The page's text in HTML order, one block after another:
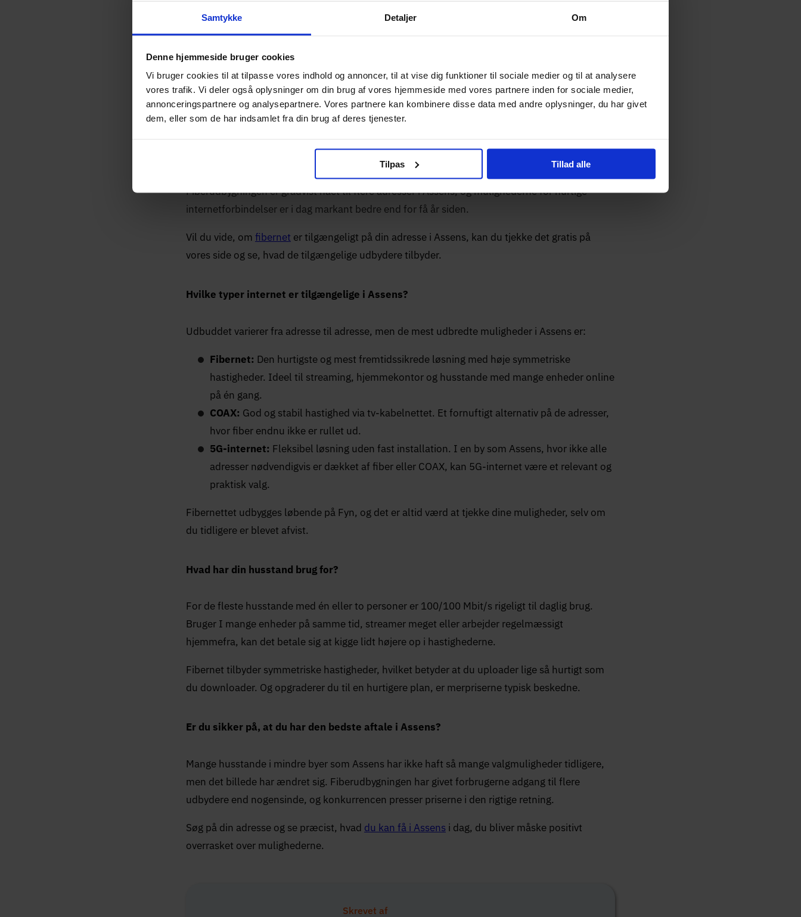
Samtykke Detaljer Om
Denne hjemmeside bruger cookies
Vi bruger cookies til at tilpasse vores indhold og annoncer, til at vise dig funktioner til sociale medier og til at analysere
vores trafik. Vi deler også oplysninger om din brug af vores hjemmeside med vores partnere inden for sociale medier,
annonceringspartnere og analysepartnere. Vores partnere kan kombinere disse data med andre oplysninger, du har givet
dem, eller som de har indsamlet fra din brug af deres tjenester.
Tilpas Tillad alle
Mikkel Winther
Fibernet i Assens
Assens er en mindre havneby på Fyns vestkyst ud mod Lillebælt. Byen har en hyggelig gammel
bykerne og fungerer som et lokalt centrum for det omkringliggende fynske landområde.
Fiberudbygningen er gradvist nået til flere adresser i Assens, og mulighederne for hurtige
internetforbindelser er i dag markant bedre end for få år siden.
Vil du vide, om fibernet er tilgængeligt på din adresse i Assens, kan du tjekke det gratis på
vores side og se, hvad de tilgængelige udbydere tilbyder.
Hvilke typer internet er tilgængelige i Assens?
Udbuddet varierer fra adresse til adresse, men de mest udbredte muligheder i Assens er:
Fibernet: Den hurtigste og mest fremtidssikrede løsning med høje symmetriske
hastigheder. Ideel til streaming, hjemmekontor og husstande med mange enheder online
på én gang.
COAX: God og stabil hastighed via tv-kabelnettet. Et fornuftigt alternativ på de adresser,
hvor fiber endnu ikke er rullet ud.
5G-internet: Fleksibel løsning uden fast installation. I en by som Assens, hvor ikke alle
adresser nødvendigvis er dækket af fiber eller COAX, kan 5G-internet være et relevant og
praktisk valg.
Fibernettet udbygges løbende på Fyn, og det er altid værd at tjekke dine muligheder, selv om
du tidligere er blevet afvist.
Hvad har din husstand brug for?
For de fleste husstande med én eller to personer er 100/100 Mbit/s rigeligt til daglig brug.
Bruger I mange enheder på samme tid, streamer meget eller arbejder regelmæssigt
hjemmefra, kan det betale sig at kigge lidt højere op i hastighederne.
Fibernet tilbyder symmetriske hastigheder, hvilket betyder at du uploader lige så hurtigt som
du downloader. Og opgraderer du til en hurtigere plan, er merpriserne typisk beskedne.
Er du sikker på, at du har den bedste aftale i Assens?
Mange husstande i mindre byer som Assens har ikke haft så mange valgmuligheder tidligere,
men det billede har ændret sig. Fiberudbygningen har givet forbrugerne adgang til flere
udbydere end nogensinde, og konkurrencen presser priserne i den rigtige retning.
Søg på din adresse og se præcist, hvad du kan få i Assens i dag, du bliver måske positivt
overrasket over mulighederne.
Skrevet af